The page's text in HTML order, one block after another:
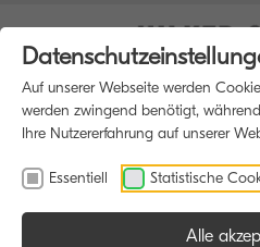
Auf unserer Webseite werden
werden zwingend benötigt,
Ihre Nutzererfahrung auf unserer
Essentiell Statistische
Alle